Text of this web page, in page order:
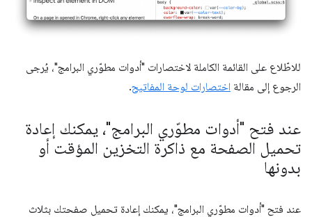
للاطّلاع على القائمة الكاملة لاختصارات "أدوات مطوّري البرامج"، يُرجى
الرجوع إلى مقالة اختصارات لوحة المفاتيح.
عند فتح "أدوات مطوّري البرامج"، يمكنك إعادة
تحميل الصفحة مع ذاكرة التخزين المؤقت أو
بدونها
عند فتح "أدوات مطوّري البرامج"، يمكنك إعادة تحميل صفحتك بثلاث